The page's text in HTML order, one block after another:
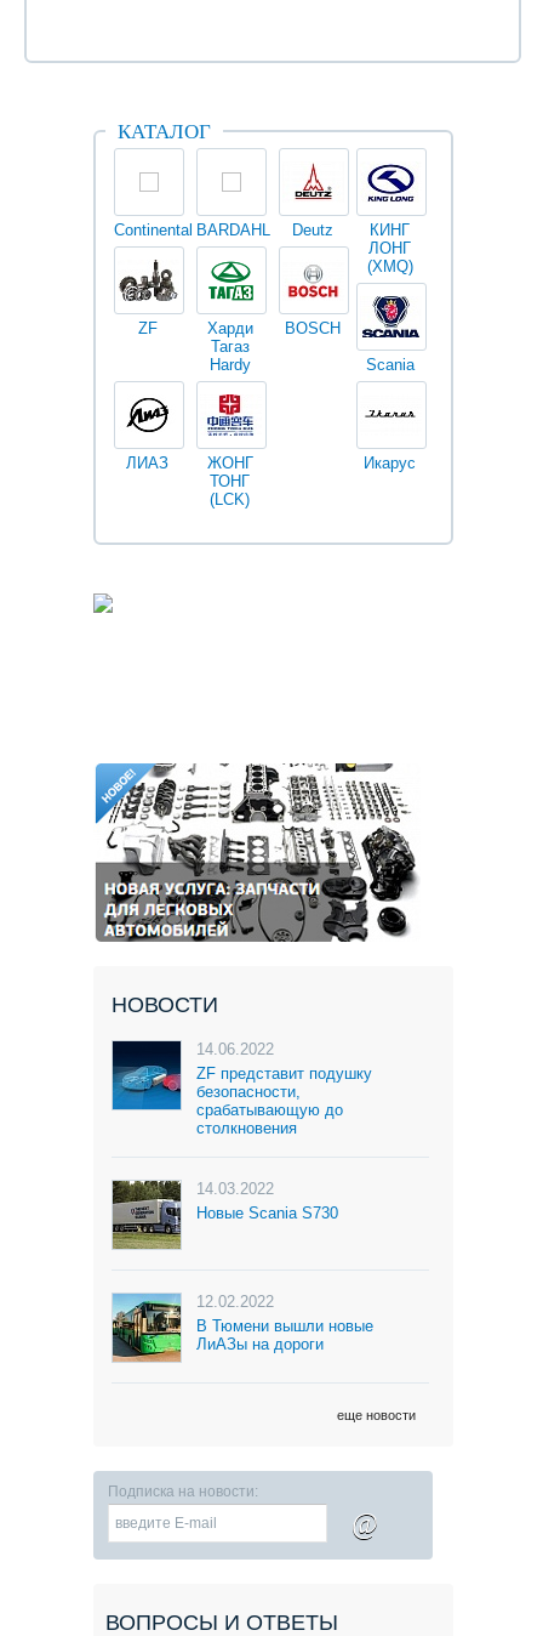
КАТАЛОГ
Continental BARDAHL Deutz
ZF
Харди
Тагаз
Hardy
BOSCH
ЛИАЗ
ЖОНГ
ТОНГ
(LCK)
КИНГ
ЛОНГ
(XMQ)
Scania
Икарус
НОВОСТИ
14.06.2022
ZF представит подушку
безопасности,
срабатывающую до
столкновения
14.03.2022
Новые Scania S730
12.02.2022
В Тюмени вышли новые
ЛиАЗы на дороги
еще новости
Подписка на новости:
@
ВОПРОСЫ И ОТВЕТЫ